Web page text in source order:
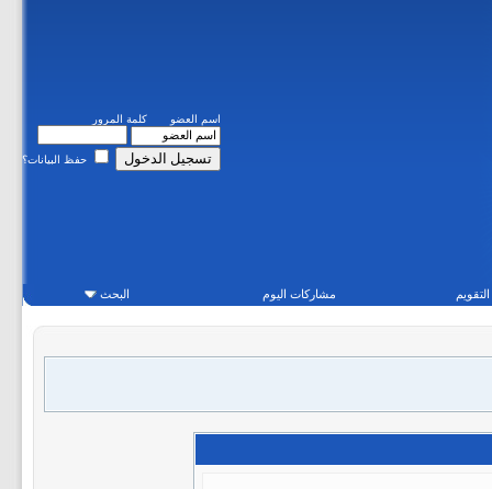
اسم العضو كلمة المرور
حفظ البيانات؟
التقويم مشاركات اليوم البحث